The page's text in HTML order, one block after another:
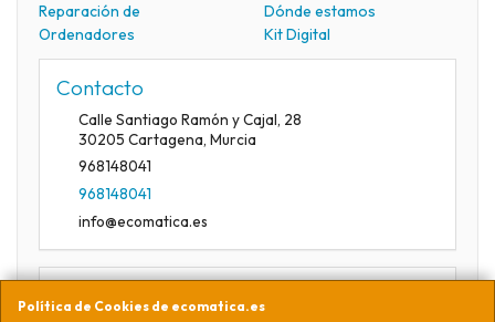
Política de Cookies de ecomatica.es
Reparación de
Ordenadores
Dónde estamos
Kit Digital
Contacto
Calle Santiago Ramón y Cajal, 28
30205 Cartagena, Murcia
968148041
968148041
info@ecomatica.es
Horario